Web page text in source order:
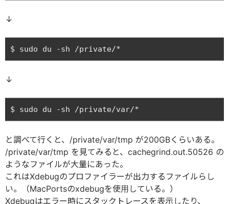
↓
↓
と調べて行くと、/private/var/tmp が200GBくらいある。
/private/var/tmp を見てみると、cachegrind.out.50526 の
ようなファイルが大量にあった。
これはXdebugのプロファイラーが出力するファイルらし
い。（MacPortsのxdebugを使用している。）
Xdebugはエラー時にスタックトレースを表示したり、